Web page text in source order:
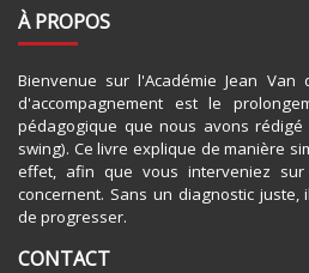
À PROPOS
Bienvenue sur l'Académie Jean Van
d'accompagnement est le
pédagogique que nous avons
swing). Ce livre explique de manière
effet, afin que vous interveniez
concernent. Sans un diagnostic juste,
de progresser.
CONTACT